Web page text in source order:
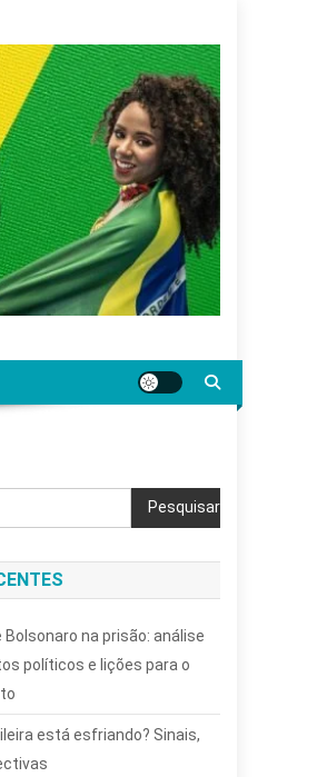
Pesquisar
na prisão: análise
políticos e lições para o
está esfriando? Sinais,